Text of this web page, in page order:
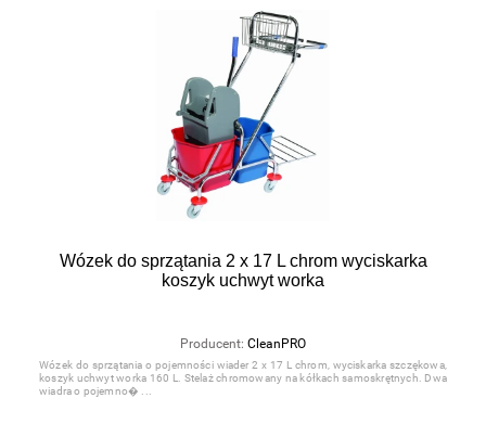
Wózek do sprzątania 2 x 17 L chrom wyciskarka
koszyk uchwyt worka
Producent: CleanPRO
Wózek do sprzątania o pojemności wiader 2 x 17 L chrom, wyciskarka szczękowa,
koszyk uchwyt worka 160 L. Stelaż chromowany na kółkach samoskrętnych. Dwa
wiadra o pojemno�